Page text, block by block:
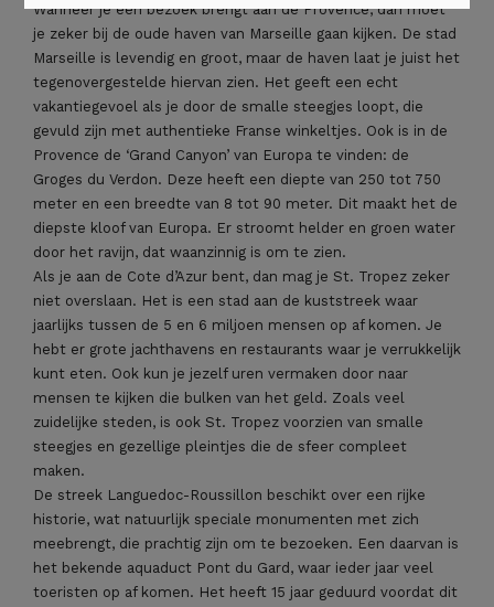
Wanneer je een bezoek brengt aan de Provence, dan moet
je zeker bij de oude haven van Marseille gaan kijken. De stad
Marseille is levendig en groot, maar de haven laat je juist het
tegenovergestelde hiervan zien. Het geeft een echt
vakantiegevoel als je door de smalle steegjes loopt, die
gevuld zijn met authentieke Franse winkeltjes. Ook is in de
Provence de ‘Grand Canyon’ van Europa te vinden: de
Groges du Verdon. Deze heeft een diepte van 250 tot 750
meter en een breedte van 8 tot 90 meter. Dit maakt het de
diepste kloof van Europa. Er stroomt helder en groen water
door het ravijn, dat waanzinnig is om te zien.
Als je aan de Cote d’Azur bent, dan mag je St. Tropez zeker
niet overslaan. Het is een stad aan de kuststreek waar
jaarlijks tussen de 5 en 6 miljoen mensen op af komen. Je
hebt er grote jachthavens en restaurants waar je verrukkelijk
kunt eten. Ook kun je jezelf uren vermaken door naar
mensen te kijken die bulken van het geld. Zoals veel
zuidelijke steden, is ook St. Tropez voorzien van smalle
steegjes en gezellige pleintjes die de sfeer compleet
maken.
De streek Languedoc-Roussillon beschikt over een rijke
historie, wat natuurlijk speciale monumenten met zich
meebrengt, die prachtig zijn om te bezoeken. Een daarvan is
het bekende aquaduct Pont du Gard, waar ieder jaar veel
toeristen op af komen. Het heeft 15 jaar geduurd voordat dit